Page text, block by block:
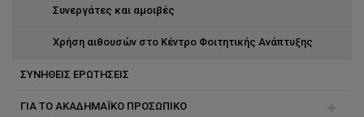
Τα δικαιώματα σου
Τεχνικές απομνημόνευσης
Συνεργάτες και αμοιβές
Χρήση αιθουσών στο Κέντρο Φοιτητικής Ανάπτυξης
ΣΥΝΗΘΕΙΣ ΕΡΩΤΗΣΕΙΣ
ΓΙΑ ΤΟ ΑΚΑΔΗΜΑΪΚΟ ΠΡΟΣΩΠΙΚΟ